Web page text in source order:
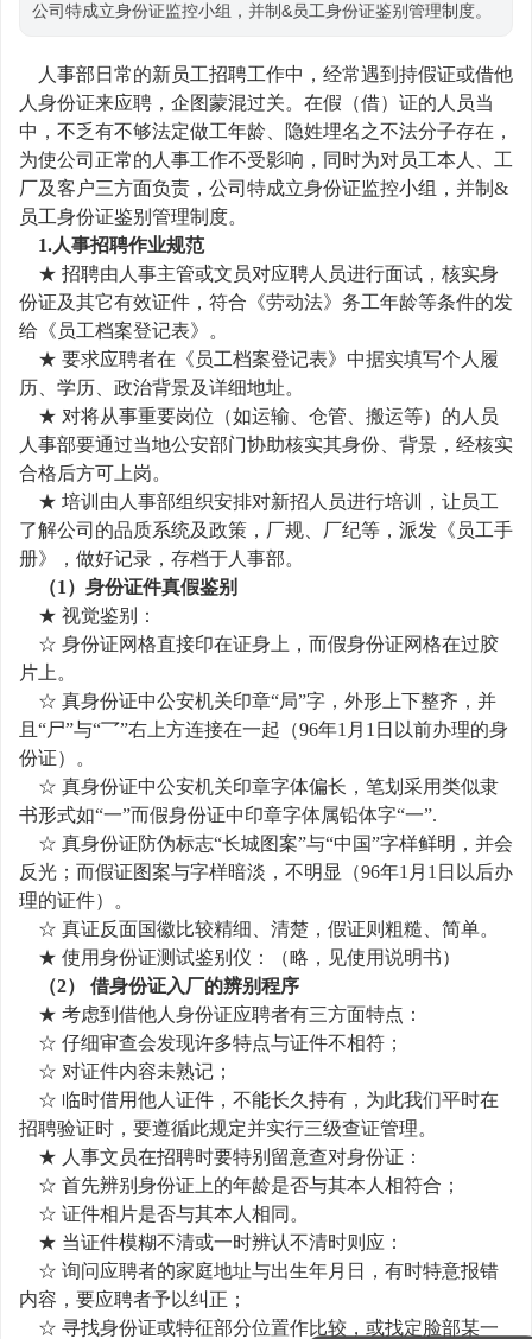
公司特成立身份证监控小组，并制&员工身份证鉴别管理制度。
人事部日常的新员工招聘工作中，经常遇到持假证或借他
人身份证来应聘，企图蒙混过关。在假（借）证的人员当
中，不乏有不够法定做工年龄、隐姓埋名之不法分子存在，
为使公司正常的人事工作不受影响，同时为对员工本人、工
厂及客户三方面负责，公司特成立身份证监控小组，并制&
员工身份证鉴别管理制度。
1.人事招聘作业规范
★ 招聘由人事主管或文员对应聘人员进行面试，核实身
份证及其它有效证件，符合《劳动法》务工年龄等条件的发
给《员工档案登记表》。
★ 要求应聘者在《员工档案登记表》中据实填写个人履
历、学历、政治背景及详细地址。
★ 对将从事重要岗位（如运输、仓管、搬运等）的人员
人事部要通过当地公安部门协助核实其身份、背景，经核实
合格后方可上岗。
★ 培训由人事部组织安排对新招人员进行培训，让员工
了解公司的品质系统及政策，厂规、厂纪等，派发《员工手
册》，做好记录，存档于人事部。
（1）身份证件真假鉴别
★ 视觉鉴别：
☆ 身份证网格直接印在证身上，而假身份证网格在过胶
片上。
☆ 真身份证中公安机关印章“局”字，外形上下整齐，并
且“尸”与“乛”右上方连接在一起（96年1月1日以前办理的身
份证）。
☆ 真身份证中公安机关印章字体偏长，笔划采用类似隶
书形式如“一”而假身份证中印章字体属铅体字“一”.
☆ 真身份证防伪标志“长城图案”与“中国”字样鲜明，并会
反光；而假证图案与字样暗淡，不明显（96年1月1日以后办
理的证件）。
☆ 真证反面国徽比较精细、清楚，假证则粗糙、简单。
★ 使用身份证测试鉴别仪：（略，见使用说明书）
（2） 借身份证入厂的辨别程序
★ 考虑到借他人身份证应聘者有三方面特点：
☆ 仔细审查会发现许多特点与证件不相符；
☆ 对证件内容未熟记；
☆ 临时借用他人证件，不能长久持有，为此我们平时在
招聘验证时，要遵循此规定并实行三级查证管理。
★ 人事文员在招聘时要特别留意查对身份证：
☆ 首先辨别身份证上的年龄是否与其本人相符合；
☆ 证件相片是否与其本人相同。
★ 当证件模糊不清或一时辨认不清时则应：
☆ 询问应聘者的家庭地址与出生年月日，有时特意报错
内容，要应聘者予以纠正；
☆ 寻找身份证或特征部分位置作比较，或找定脸部某一